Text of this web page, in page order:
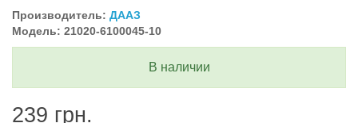
Производитель: ДААЗ
Модель: 21020-6100045-10
В наличии
239 грн.